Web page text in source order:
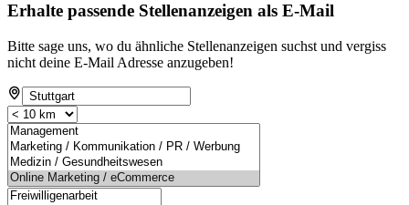
Erhalte passende Stellenanzeigen als E-Mail
Bitte sage uns, wo du ähnliche Stellenanzeigen suchst und vergiss
nicht deine E-Mail Adresse anzugeben!